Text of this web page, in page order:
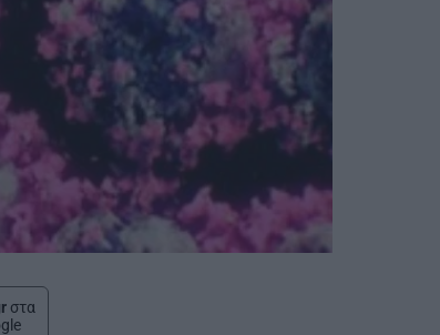
στα